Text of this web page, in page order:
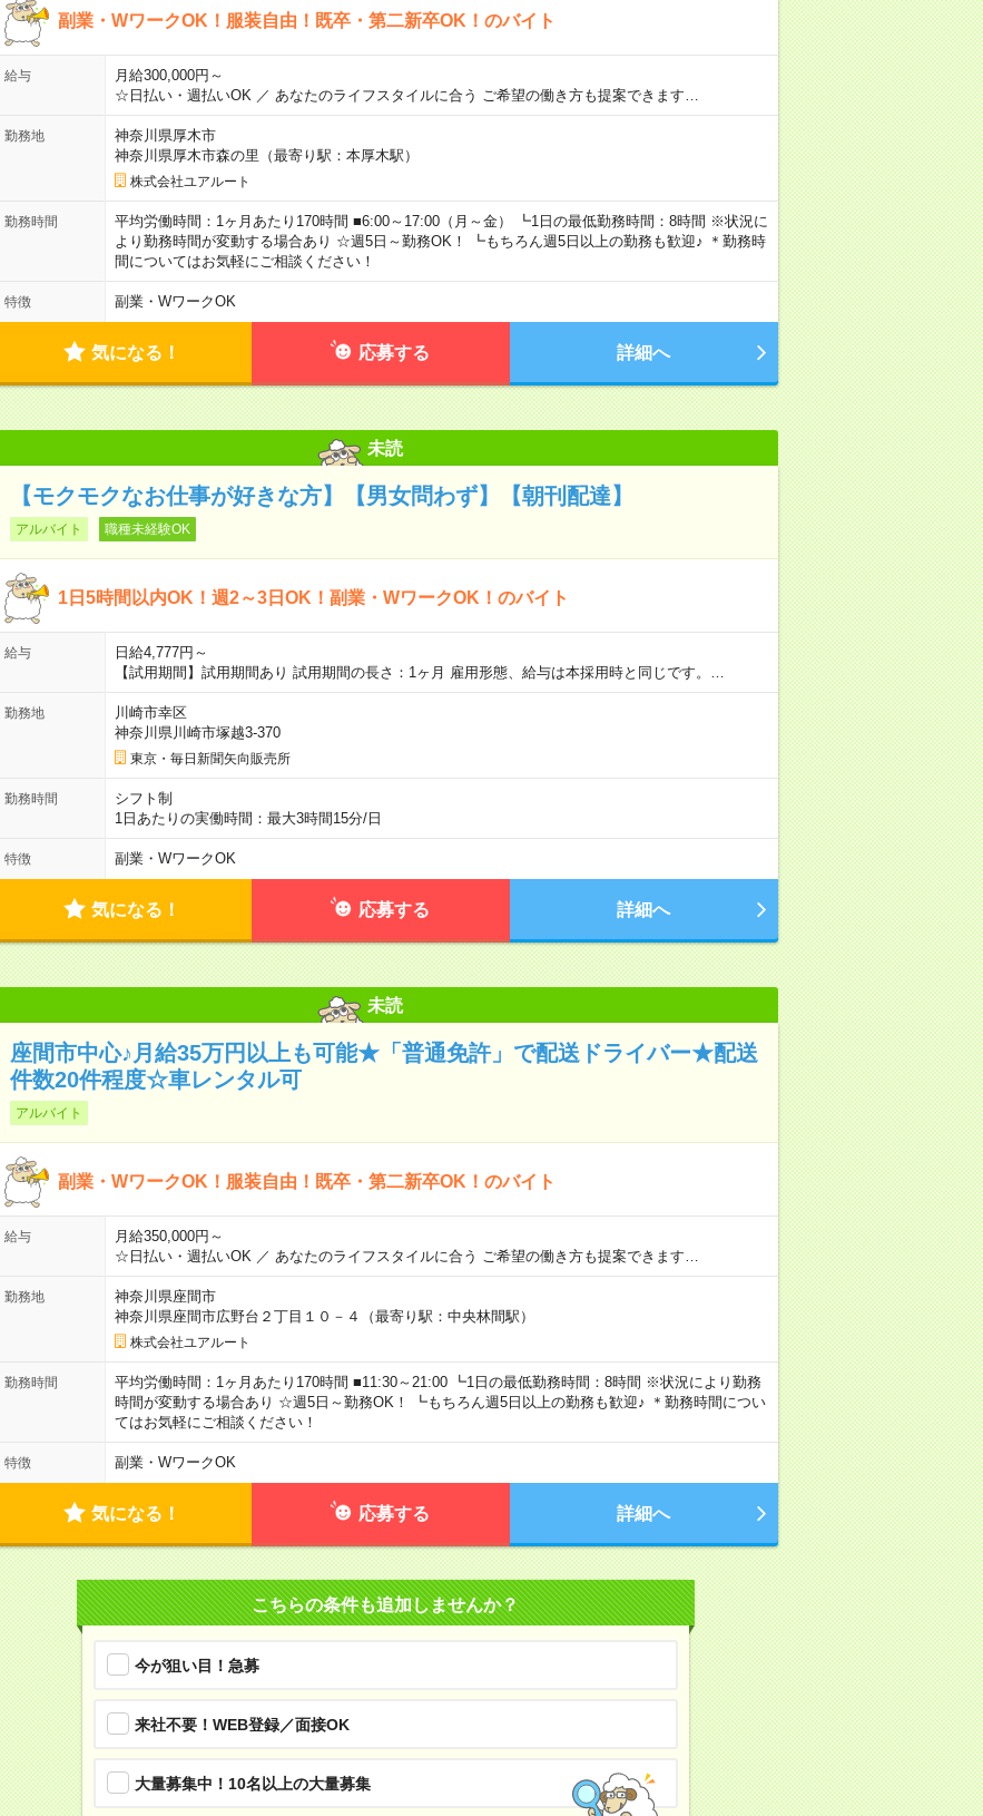
副業・WワークOK！服装自由！既卒・第二新卒OK！のバイト
給与
月給300,000円～
☆日払い・週払いOK ／ あなたのライフスタイルに合う ご希望の働き方も提案できます…
勤務地
神奈川県厚木市
神奈川県厚木市森の里（最寄り駅：本厚木駅）
株式会社ユアルート
勤務時間
平均労働時間：1ヶ月あたり170時間 ■6:00～17:00（月～金） ┗1日の最低勤務時間：8時間 ※状況に
より勤務時間が変動する場合あり ☆週5日～勤務OK！ ┗もちろん週5日以上の勤務も歓迎♪ ＊勤務時
間についてはお気軽にご相談ください！
特徴 副業・WワークOK
気になる！ 応募する 詳細へ
未読
【モクモクなお仕事が好きな方】【男女問わず】【朝刊配達】
アルバイト 職種未経験OK
1日5時間以内OK！週2～3日OK！副業・WワークOK！のバイト
給与
日給4,777円～
【試用期間】試用期間あり 試用期間の長さ：1ヶ月 雇用形態、給与は本採用時と同じです。…
勤務地
川崎市幸区
神奈川県川崎市塚越3-370
東京・毎日新聞矢向販売所
勤務時間
シフト制
1日あたりの実働時間：最大3時間15分/日
特徴 副業・WワークOK
気になる！ 応募する 詳細へ
未読
座間市中心♪月給35万円以上も可能★「普通免許」で配送ドライバー★配送
件数20件程度☆車レンタル可
アルバイト
副業・WワークOK！服装自由！既卒・第二新卒OK！のバイト
給与
月給350,000円～
☆日払い・週払いOK ／ あなたのライフスタイルに合う ご希望の働き方も提案できます…
勤務地
神奈川県座間市
神奈川県座間市広野台２丁目１０－４（最寄り駅：中央林間駅）
株式会社ユアルート
勤務時間
平均労働時間：1ヶ月あたり170時間 ■11:30～21:00 ┗1日の最低勤務時間：8時間 ※状況により勤務
時間が変動する場合あり ☆週5日～勤務OK！ ┗もちろん週5日以上の勤務も歓迎♪ ＊勤務時間につい
てはお気軽にご相談ください！
特徴 副業・WワークOK
気になる！ 応募する 詳細へ
こちらの条件も追加しませんか？
今が狙い目！急募
来社不要！WEB登録／面接OK
大量募集中！10名以上の大量募集